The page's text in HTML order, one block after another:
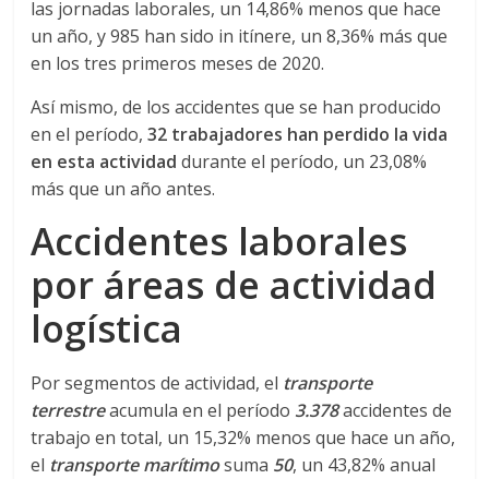
r
t
e
d
e
E
q
u
las jornadas laborales, un 14,86% menos que hace
un año, y 985 han sido in itínere, un 8,36% más que
en los tres primeros meses de 2020.
Así mismo, de los accidentes que se han producido
en el período, 32 trabajadores han perdido la vida
en esta actividad durante el período, un 23,08%
más que un año antes.
Accidentes laborales
por áreas de actividad
logística
Por segmentos de actividad, el transporte
terrestreacumula en el período 3.378accidentes de
trabajo en total, un 15,32% menos que hace un año,
el transporte marítimosuma 50, un 43,82% anual